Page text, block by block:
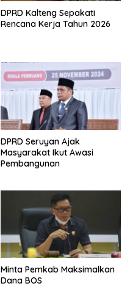
DPRD Kalteng Sepakati
Rencana Kerja Tahun 2026
DPRD Seruyan Ajak
Masyarakat Ikut Awasi
Pembangunan
Minta Pemkab Maksimalkan
Dana BOS